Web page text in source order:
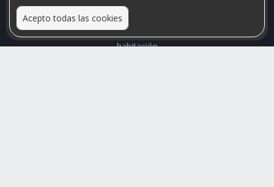
Acepto todas las cookies
Relacionamos personas que arriendan con las que buscan una
habitación